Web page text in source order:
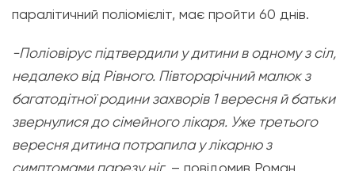
паралітичний поліомієліт, має пройти 60 днів.
-Поліовірус підтвердили у дитини в одному з сіл,
недалеко від Рівного. Півторарічний малюк з
багатодітної родини захворів 1 вересня й батьки
звернулися до сімейного лікаря. Уже третього
вересня дитина потрапила у лікарню з
симптомами парезу ніг, – повідомив Роман